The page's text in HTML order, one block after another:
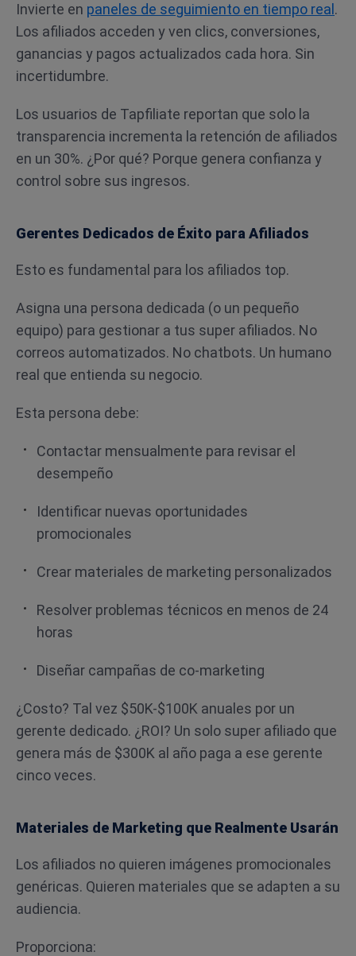
Invierte en paneles de seguimiento en tiempo real .
Los afiliados acceden y ven clics, conversiones,
ganancias y pagos actualizados cada hora. Sin
incertidumbre.
Los usuarios de Tapfiliate reportan que solo la
transparencia incrementa la retención de afiliados
en un 30%. ¿Por qué? Porque genera confianza y
control sobre sus ingresos.
Gerentes Dedicados de Éxito para Afiliados
Esto es fundamental para los afiliados top.
Asigna una persona dedicada (o un pequeño
equipo) para gestionar a tus super afiliados. No
correos automatizados. No chatbots. Un humano
real que entienda su negocio.
Esta persona debe:
Contactar mensualmente para revisar el
desempeño
Identificar nuevas oportunidades
promocionales
Crear materiales de marketing personalizados
Resolver problemas técnicos en menos de 24
horas
Diseñar campañas de co-marketing
¿Costo? Tal vez $50K-$100K anuales por un
gerente dedicado. ¿ROI? Un solo super afiliado que
genera más de $300K al año paga a ese gerente
cinco veces.
Materiales de Marketing que Realmente Usarán
Los afiliados no quieren imágenes promocionales
genéricas. Quieren materiales que se adapten a su
audiencia.
Proporciona: